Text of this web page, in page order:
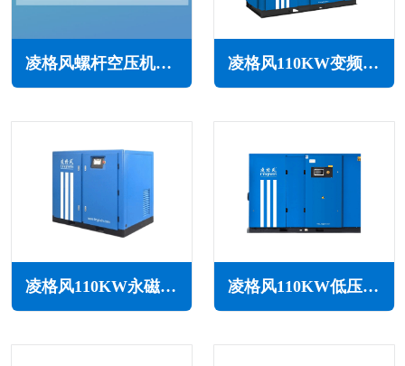
凌格风螺杆空压机主机大修的工作内容(确保空压机稳定运行) 凌格风110KW变频空压机LSV系列
凌格风110KW永磁变频无油水润滑空压机LSW PM系列 凌格风110KW低压空压机LS LP系列